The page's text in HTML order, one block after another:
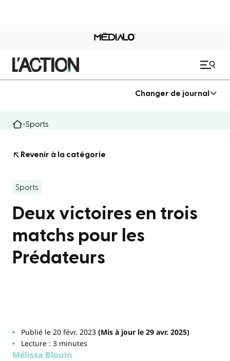
Changer de journal
Sports
Revenir à la catégorie
Sports
Deux victoires en trois
matchs pour les
Prédateurs
Publié le 20 févr. 2023(Mis à jour le 29 avr. 2025)
Lecture : 3 minutes
Mélissa Blouin